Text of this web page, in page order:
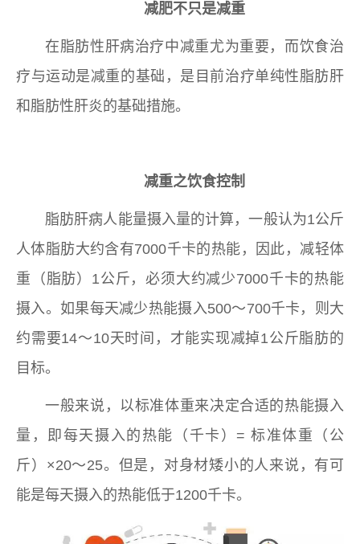
减肥不只是减重
在脂肪性肝病治疗中减重尤为重要，而饮食治
疗与运动是减重的基础，是目前治疗单纯性脂肪肝
和脂肪性肝炎的基础措施。
减重之饮食控制
脂肪肝病人能量摄入量的计算，一般认为1公斤
人体脂肪大约含有7000千卡的热能，因此，减轻体
重（脂肪）1公斤，必须大约减少7000千卡的热能
摄入。如果每天减少热能摄入500～700千卡，则大
约需要14～10天时间，才能实现减掉1公斤脂肪的
目标。
一般来说，以标准体重来决定合适的热能摄入
量，即每天摄入的热能（千卡）= 标准体重（公
斤）×20～25。但是，对身材矮小的人来说，有可
能是每天摄入的热能低于1200千卡。